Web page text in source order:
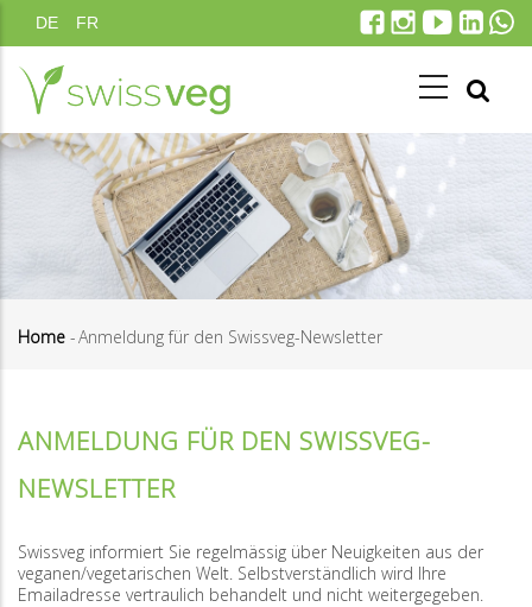
Direkt
zum
Inhalt
DE FR
Home -Anmeldung für den Swissveg-Newsletter
ANMELDUNG FÜR DEN SWISSVEG-
NEWSLETTER
Swissveg informiert Sie regelmässig über Neuigkeiten aus der
veganen/vegetarischen Welt. Selbstverständlich wird Ihre
Emailadresse vertraulich behandelt und nicht weitergegeben.